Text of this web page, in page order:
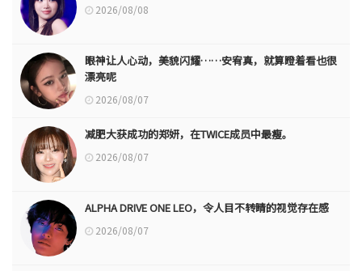
2026/08/08
眼神让人心动，美貌闪耀……安宥真，就算瞪着看也很
漂亮呢
2026/08/07
减肥大获成功的郑妍，在TWICE成员中最瘦。
2026/08/07
ALPHA DRIVE ONE LEO，令人目不转睛的视觉存在感
2026/08/07